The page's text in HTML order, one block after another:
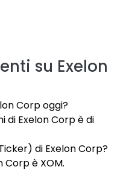
su Exelon
Corp oggi?
di Exelon Corp è di
di Exelon Corp?
Corp è XOM.